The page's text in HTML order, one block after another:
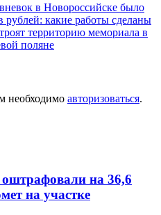
в Новороссийске было
рублей: какие работы сделаны
территорию мемориала в
поляне
необходимо авторизоваться.
на 36,6
на участке